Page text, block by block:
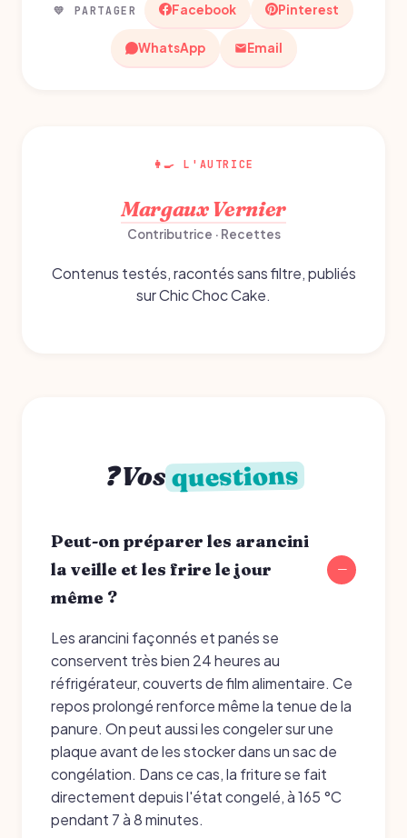
💛 PARTAGER Facebook Pinterest
WhatsApp Email
👩‍🍳 L'AUTRICE
Margaux Vernier
Contributrice · Recettes
Contenus testés, racontés sans filtre, publiés
sur Chic Choc Cake.
❓ Vosquestions
Peut-on préparer les arancini
la veille et les frire le jour
même ?
Les arancini façonnés et panés se
conservent très bien 24 heures au
réfrigérateur, couverts de film alimentaire. Ce
repos prolongé renforce même la tenue de la
panure. On peut aussi les congeler sur une
plaque avant de les stocker dans un sac de
congélation. Dans ce cas, la friture se fait
directement depuis l'état congelé, à 165 °C
pendant 7 à 8 minutes.